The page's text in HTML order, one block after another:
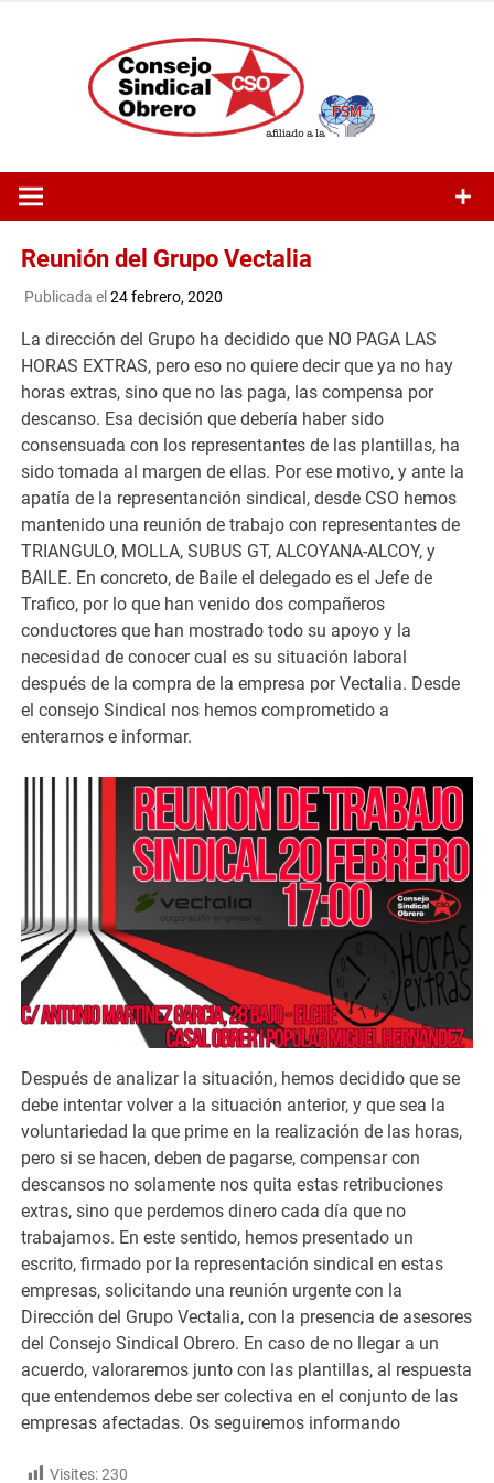
Reunión del Grupo Vectalia
Publicada el 24 febrero, 2020
La dirección del Grupo ha decidido que NO PAGA LAS
HORAS EXTRAS, pero eso no quiere decir que ya no hay
horas extras, sino que no las paga, las compensa por
descanso. Esa decisión que debería haber sido
consensuada con los representantes de las plantillas, ha
sido tomada al margen de ellas. Por ese motivo, y ante la
apatía de la representanción sindical, desde CSO hemos
mantenido una reunión de trabajo con representantes de
TRIANGULO, MOLLA, SUBUS GT, ALCOYANA-ALCOY, y
BAILE. En concreto, de Baile el delegado es el Jefe de
Trafico, por lo que han venido dos compañeros
conductores que han mostrado todo su apoyo y la
necesidad de conocer cual es su situación laboral
después de la compra de la empresa por Vectalia. Desde
el consejo Sindical nos hemos comprometido a
enterarnos e informar.
Después de analizar la situación, hemos decidido que se
debe intentar volver a la situación anterior, y que sea la
voluntariedad la que prime en la realización de las horas,
pero si se hacen, deben de pagarse, compensar con
descansos no solamente nos quita estas retribuciones
extras, sino que perdemos dinero cada día que no
trabajamos. En este sentido, hemos presentado un
escrito, firmado por la representación sindical en estas
empresas, solicitando una reunión urgente con la
Dirección del Grupo Vectalia, con la presencia de asesores
del Consejo Sindical Obrero. En caso de no llegar a un
acuerdo, valoraremos junto con las plantillas, al respuesta
que entendemos debe ser colectiva en el conjunto de las
empresas afectadas. Os seguiremos informando
Visites:230